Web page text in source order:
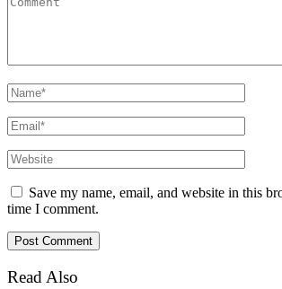
Save my name, email, and website in this
time I comment.
Read Also